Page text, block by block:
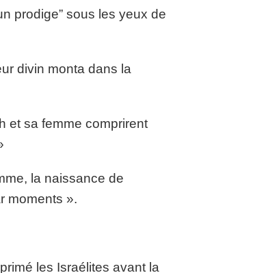
prodige” sous les yeux de
divin monta dans la
et sa femme comprirent
la naissance de
moments ».
les Israélites avant la